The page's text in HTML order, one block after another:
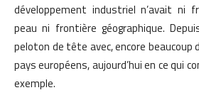
développement industriel n’avait ni
peau ni frontière géographique.
peloton de tête avec, encore beaucoup
pays européens, aujourd’hui en ce qui
exemple.